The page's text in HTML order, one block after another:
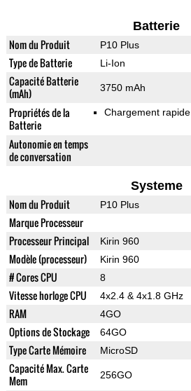
Batterie
Nom du Produit P10 Plus
Type de Batterie Li-Ion
Capacité Batterie
(mAh)
3750 mAh
Propriétés de la
Batterie
Chargement rapide
Autonomie en temps
de conversation
Systeme
Nom du Produit P10 Plus
Marque Processeur
Processeur Principal Kirin 960
Modèle (processeur) Kirin 960
# Cores CPU 8
Vitesse horloge CPU 4x2.4 & 4x1.8 GHz
RAM 4GO
Options de Stockage 64GO
Type Carte Mémoire MicroSD
Capacité Max. Carte
Mem
256GO